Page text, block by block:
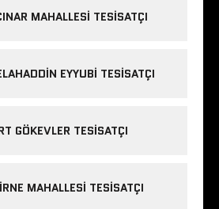
MAHALLESI TESISATÇI
EYYUBI TESISATÇI
GÖKEVLER TESISATÇI
MAHALLESI TESISATÇI